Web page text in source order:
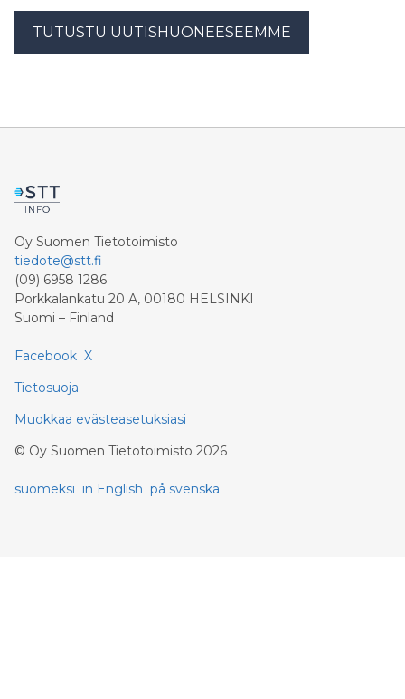
TUTUSTU UUTISHUONEESEEMME
Oy Suomen Tietotoimisto
tiedote@stt.fi
(09) 6958 1286
Porkkalankatu 20 A, 00180 HELSINKI
Suomi – Finland
Facebook X
Tietosuoja
Muokkaa evästeasetuksiasi
© Oy Suomen Tietotoimisto 2026
suomeksi in English på svenska